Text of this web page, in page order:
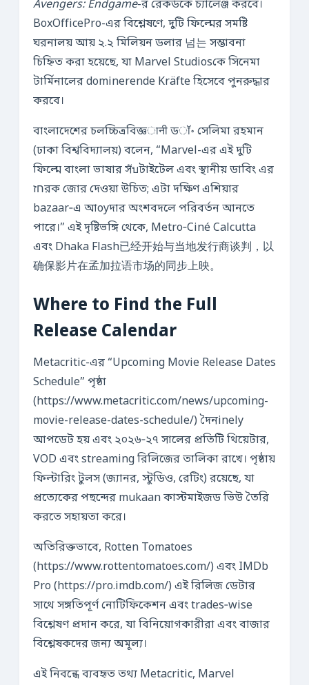
Avengers: Endgame-র রেকর্ডকে চ্যালেঞ্জ করবে।
BoxOfficePro-এর বিশ্লেষণে, দুটি ফিল্মের সমষ্টি
ঘরনালয় আয় ২.২ মিলিয়ন ডলার 넘는 সম্ভাবনা
চিহ্নিত করা হয়েছে, যা Marvel Studiosকে সিনেমা
টার্মিনালের dominerende Kräfte হিসেবে পুনরুদ্ধার
করবে।
বাংলাদেশের চলচ্চিত্রবিজ্ঞानी ডॉ॰ সেলিমা রহমান
(ঢাকা বিশ্ববিদ্যালয়) বলেন, “Marvel-এর এই দুটি
ফিল্মে বাংলা ভাষার সับটাইটেল এবং স্থানীয় ডাবিং এর
חזরক জোর দেওয়া উচিত; এটা দক্ষিণ এশিয়ার
bazaar‑এ আoyদার অংশবদলে পরিবর্তন আনতে
পারে।” এই দৃষ্টিভঙ্গি থেকে, Metro‑Ciné Calcutta
এবং Dhaka Flash已经开始与当地发行商谈判，以
确保影片在孟加拉语市场的同步上映。
Where to Find the Full
Release Calendar
Metacritic-এর “Upcoming Movie Release Dates
Schedule” পৃষ্ঠা
(https://www.metacritic.com/news/upcoming-
movie-release-dates-schedule/) দৈনinely
আপডেট হয় এবং ২০২৬‑২৭ সালের প্রতিটি থিয়েটার,
VOD এবং streaming রিলিজের তালিকা রাখে। পৃষ্ঠায়
ফিল্টারিং টুলস (জ্যানর, স্টুডিও, রেটিং) রয়েছে, যা
প্রত্যেকের পছন্দের mukaan কাস্টমাইজড ভিউ তৈরি
করতে সহায়তা করে।
অতিরিক্তভাবে, Rotten Tomatoes
(https://www.rottentomatoes.com/) এবং IMDb
Pro (https://pro.imdb.com/) এই রিলিজ ডেটার
সাথে সঙ্গতিপূর্ণ নোটিফিকেশন এবং trades‑wise
বিশ্লেষণ প্রদান করে, যা বিনিয়োগকারীরা এবং বাজার
বিশ্লেষকদের জন্য অমূল্য।
এই নিবন্ধে ব্যবহৃত তথ্য Metacritic, Marvel